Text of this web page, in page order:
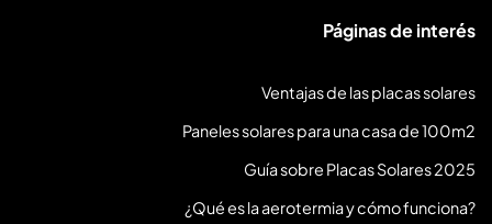
Páginas de interés
Ventajas de las placas solares
Paneles solares para una casa de 100m2
Guía sobre Placas Solares 2025
¿Qué es la aerotermia y cómo funciona?